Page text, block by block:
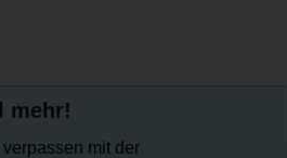
mehr!
mit der